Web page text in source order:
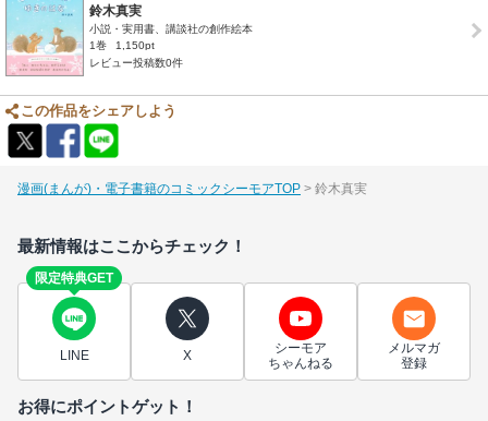
鈴木真実
小説・実用書、講談社の創作絵本
1巻
1,150pt
レビュー投稿数0件
この作品をシェアしよう
漫画(まんが)・電子書籍のコミックシーモアTOP 鈴木真実
最新情報はここからチェック！
限定特典GET
LINE X
シーモア
ちゃんねる
メルマガ
登録
お得にポイントゲット！